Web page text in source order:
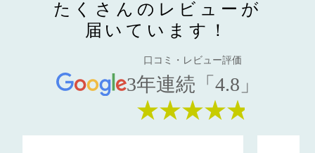
たくさんのレビューが
届いています！
口コミ・レビュー評価
3年連続「4.8」
★★★★★